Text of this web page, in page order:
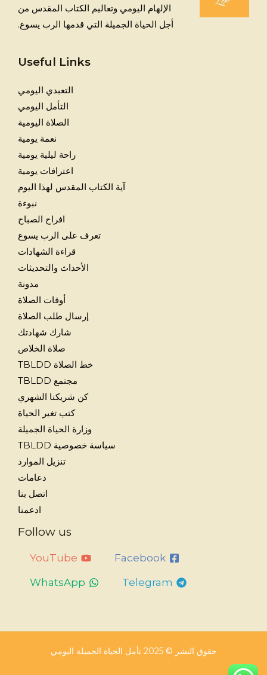
الإلهام اليومي وتعاليم الكتاب المقدس من
أجل الحياة الجميلة التي قدمها الرب يسوع.
Useful Links
التعبدي اليومي
التأمل اليومي
الصلاة اليومية
نعمة يومية
راحة ليلية يومية
اعترافات يومية
آية الكتاب المقدس لهذا اليوم
نبوءة
افراح الصباح
تعرف على الرب يسوع
قراءة الشهادات
الأحداث والتحديثات
مدونة
أوقات الصلاة
إرسال طلب الصلاة
شارك شهادتك
صلاة الخلاص
خط الصلاة TBLDD
مجتمع TBLDD
كن شريكنا الشهري
كتب تغير الحياة
وزارة الحياة الجميلة
سياسة خصوصية TBLDD
تنزيل الموارد
دعامات
اتصل بنا
ادعمنا
Follow us
Facebook
YouTube
Telegram
WhatsApp
حقوق النشر © 2025 تأمل الحياة الجميلة اليومي